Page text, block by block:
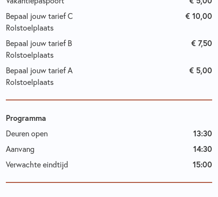
Bepaal jouw tarief C
Rolstoelplaats
€ 10,00
Bepaal jouw tarief B
Rolstoelplaats
€ 7,50
Bepaal jouw tarief A
Rolstoelplaats
€ 5,00
Programma
Deuren open
Aanvang
Verwachte eindtijd
13:30
14:30
15:00